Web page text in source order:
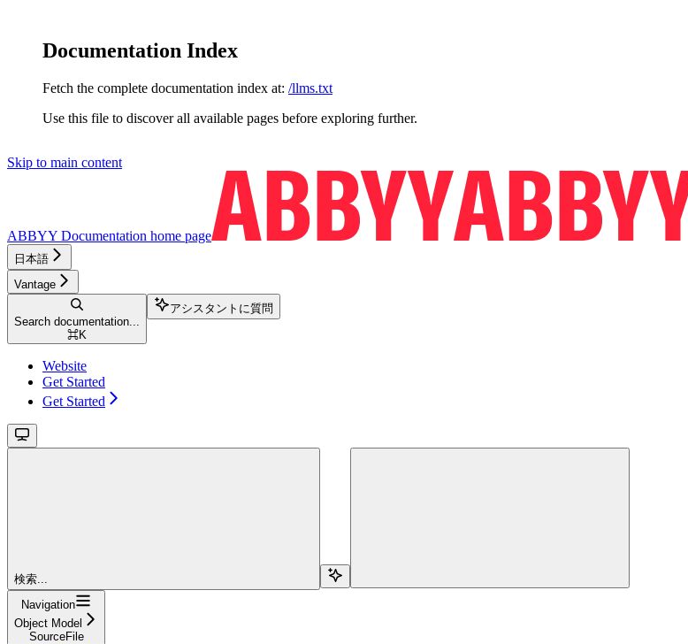
Documentation Index
Fetch the complete documentation index at: /llms.txt
Use this file to discover all available pages before exploring further.
Skip to main content
ABBYY Documentation home page
日本語
Vantage
Search documentation...
⌘K
アシスタントに質問
Website
Get Started
Get Started
検索...
Navigation
Object Model
SourceFile